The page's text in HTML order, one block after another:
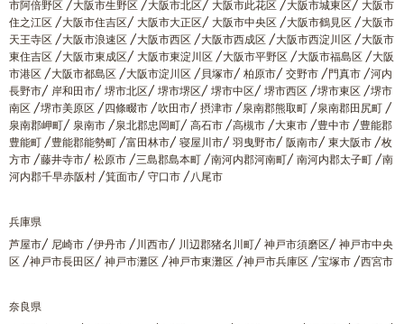
市阿倍野区 /大阪市生野区 /大阪市北区/ 大阪市此花区 /大阪市城東区/ 大阪市
住之江区 /大阪市住吉区/ 大阪市大正区/ 大阪市中央区 /大阪市鶴見区 /大阪市
天王寺区 /大阪市浪速区 /大阪市西区 /大阪市西成区 /大阪市西淀川区 /大阪市
東住吉区 /大阪市東成区/ 大阪市東淀川区 /大阪市平野区 /大阪市福島区 /大阪
市港区 /大阪市都島区 /大阪市淀川区 /貝塚市/ 柏原市/ 交野市 /門真市 /河内
長野市/ 岸和田市/ 堺市北区/ 堺市堺区/ 堺市中区/ 堺市西区 /堺市東区 /堺市
南区 /堺市美原区 /四條畷市 /吹田市/ 摂津市 /泉南郡熊取町 /泉南郡田尻町 /
泉南郡岬町/ 泉南市 /泉北郡忠岡町/ 高石市 /高槻市 /大東市 /豊中市 /豊能郡
豊能町 /豊能郡能勢町 /富田林市/ 寝屋川市/ 羽曳野市/ 阪南市/ 東大阪市 /枚
方市 /藤井寺市/ 松原市 /三島郡島本町 /南河内郡河南町/ 南河内郡太子町 /南
河内郡千早赤阪村 /箕面市/ 守口市 /八尾市
兵庫県
芦屋市/ 尼崎市 /伊丹市 /川西市/ 川辺郡猪名川町/ 神戸市須磨区/ 神戸市中央
区 /神戸市長田区/ 神戸市灘区 /神戸市東灘区 /神戸市兵庫区 /宝塚市 /西宮市
奈良県